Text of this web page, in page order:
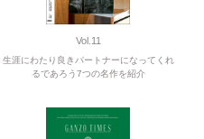
Vol.11
生涯にわたり良きパートナーになってくれ
るであろう7つの名作を紹介